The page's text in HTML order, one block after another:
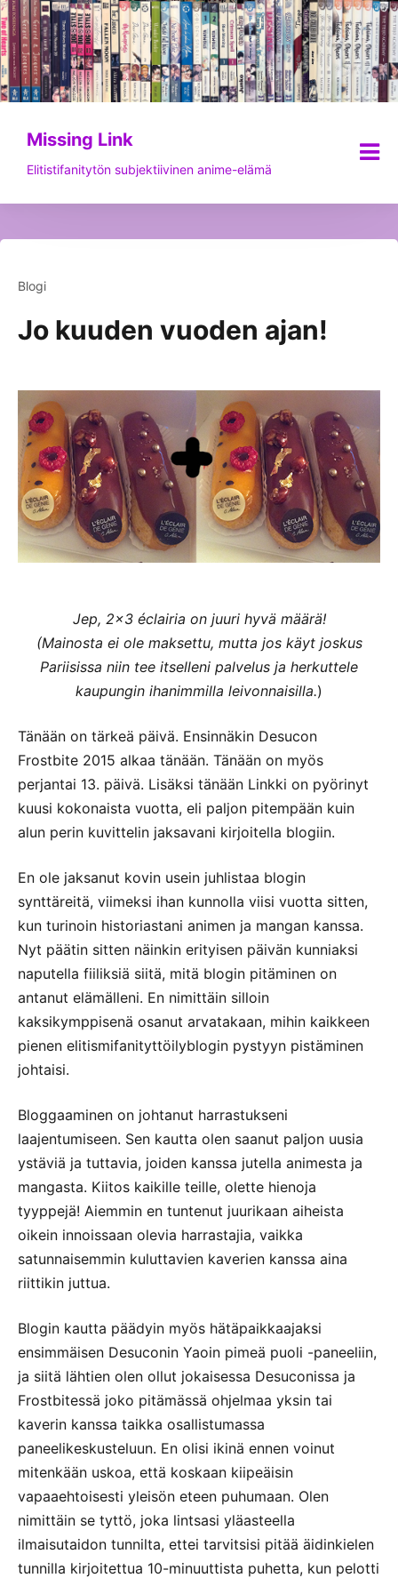
Siirry
sisältöön
Missing Link
Elitistifanitytön subjektiivinen anime-elämä
Blogi
Jo kuuden vuoden ajan!
Jep, 2×3 éclairia on juuri hyvä määrä!
(Mainosta ei ole maksettu, mutta jos käyt joskus
Pariisissa niin tee itselleni palvelus ja herkuttele
kaupungin ihanimmilla leivonnaisilla.)
Tänään on tärkeä päivä. Ensinnäkin Desucon
Frostbite 2015 alkaa tänään. Tänään on myös
perjantai 13. päivä. Lisäksi tänään Linkki on pyörinyt
kuusi kokonaista vuotta, eli paljon pitempään kuin
alun perin kuvittelin jaksavani kirjoitella blogiin.
En ole jaksanut kovin usein juhlistaa blogin
synttäreitä, viimeksi ihan kunnolla viisi vuotta sitten,
kun turinoin historiastani animen ja mangan kanssa.
Nyt päätin sitten näinkin erityisen päivän kunniaksi
naputella fiiliksiä siitä, mitä blogin pitäminen on
antanut elämälleni. En nimittäin silloin
kaksikymppisenä osanut arvatakaan, mihin kaikkeen
pienen elitismifanityttöilyblogin pystyyn pistäminen
johtaisi.
Bloggaaminen on johtanut harrastukseni
laajentumiseen. Sen kautta olen saanut paljon uusia
ystäviä ja tuttavia, joiden kanssa jutella animesta ja
mangasta. Kiitos kaikille teille, olette hienoja
tyyppejä! Aiemmin en tuntenut juurikaan aiheista
oikein innoissaan olevia harrastajia, vaikka
satunnaisemmin kuluttavien kaverien kanssa aina
riittikin juttua.
Blogin kautta päädyin myös hätäpaikkaajaksi
ensimmäisen Desuconin Yaoin pimeä puoli -paneeliin,
ja siitä lähtien olen ollut jokaisessa Desuconissa ja
Frostbitessä joko pitämässä ohjelmaa yksin tai
kaverin kanssa taikka osallistumassa
paneelikeskusteluun. En olisi ikinä ennen voinut
mitenkään uskoa, että koskaan kiipeäisin
vapaaehtoisesti yleisön eteen puhumaan. Olen
nimittäin se tyttö, joka lintsasi yläasteella
ilmaisutaidon tunnilta, ettei tarvitsisi pitää äidinkielen
tunnilla kirjoitettua 10-minuuttista puhetta, kun pelotti